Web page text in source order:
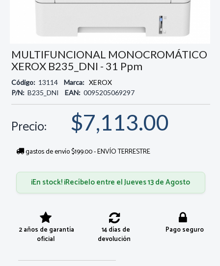
MULTIFUNCIONAL MONOCROMÁTICO
XEROX B235_DNI - 31 Ppm
Código: 13114 Marca: XEROX
P/N: B235_DNI EAN: 0095205069297
Precio: $7,113.00
gastos de envío $199.00 - ENVÍO TERRESTRE
¡En stock! ¡Recíbelo entre el Jueves 13 de Agosto
2 años de garantía
oficial
14 días de
devolución
Pago seguro